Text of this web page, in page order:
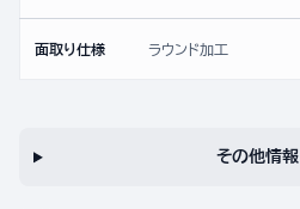
面取り仕様 ラウンド加工
その他情報